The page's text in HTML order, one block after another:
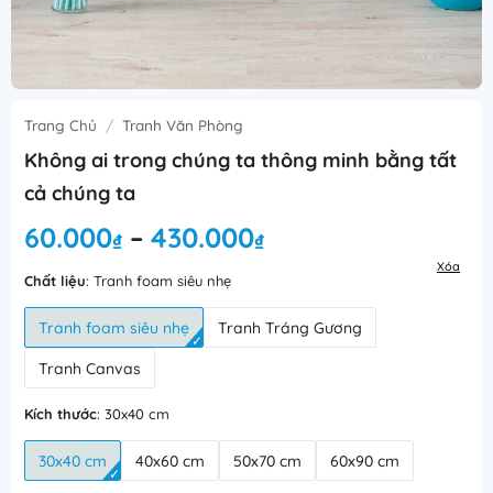
Trang Chủ / Tranh Văn Phòng
Không ai trong chúng ta thông minh bằng tất
cả chúng ta
60.000₫ – 430.000₫Khoảng
60.000₫
đến
Chất liệu: Tranh foam siêu nhẹ
Tranh foam siêu nhẹ Tranh Tráng Gương
Tranh Canvas
Kích thước: 30x40 cm
30x40 cm 40x60 cm 50x70 cm 60x90 cm
Xóa